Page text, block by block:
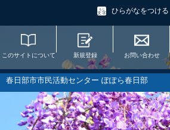
ひらがなをつける
このサイトについて 新規登録 お問い合わせ
春日部市市民活動センター ぽぽら春日部